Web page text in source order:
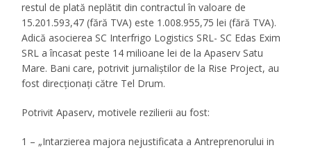
restul de plată neplătit din contractul în valoare de
15.201.593,47 (fără TVA) este 1.008.955,75 lei (fără TVA).
Adică asocierea SC Interfrigo Logistics SRL- SC Edas Exim
SRL a încasat peste 14 milioane lei de la Apaserv Satu
Mare. Bani care, potrivit jurnaliştilor de la Rise Project, au
fost direcţionaţi către Tel Drum.
Potrivit Apaserv, motivele rezilierii au fost:
1 – „Intarzierea majora nejustificata a Antreprenorului in